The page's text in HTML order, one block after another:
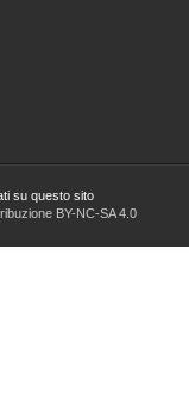
su questo sito
BY-NC-SA 4.0